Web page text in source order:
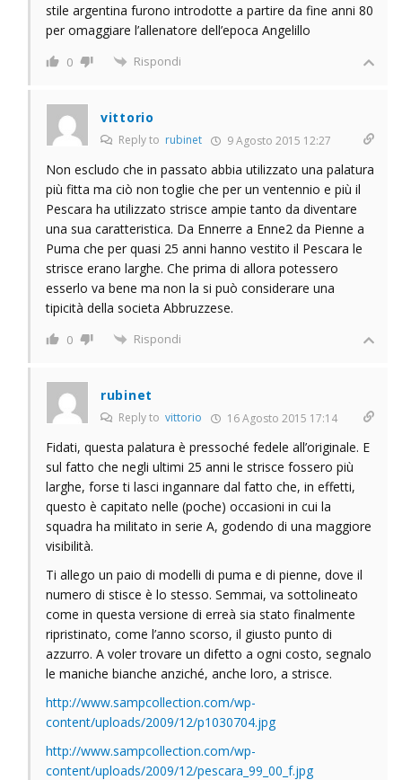
stile argentina furono introdotte a partire da fine anni 80
per omaggiare l’allenatore dell’epoca Angelillo
0 Rispondi
vittorio
Reply to rubinet 9 Agosto 2015 12:27
Non escludo che in passato abbia utilizzato una palatura
più fitta ma ciò non toglie che per un ventennio e più il
Pescara ha utilizzato strisce ampie tanto da diventare
una sua caratteristica. Da Ennerre a Enne2 da Pienne a
Puma che per quasi 25 anni hanno vestito il Pescara le
strisce erano larghe. Che prima di allora potessero
esserlo va bene ma non la si può considerare una
tipicità della societa Abbruzzese.
0 Rispondi
rubinet
Reply to vittorio 16 Agosto 2015 17:14
Fidati, questa palatura è pressoché fedele all’originale. E
sul fatto che negli ultimi 25 anni le strisce fossero più
larghe, forse ti lasci ingannare dal fatto che, in effetti,
questo è capitato nelle (poche) occasioni in cui la
squadra ha militato in serie A, godendo di una maggiore
visibilità.
Ti allego un paio di modelli di puma e di pienne, dove il
numero di stisce è lo stesso. Semmai, va sottolineato
come in questa versione di erreà sia stato finalmente
ripristinato, come l’anno scorso, il giusto punto di
azzurro. A voler trovare un difetto a ogni costo, segnalo
le maniche bianche anziché, anche loro, a strisce.
http://www.sampcollection.com/wp-
content/uploads/2009/12/p1030704.jpg
http://www.sampcollection.com/wp-
content/uploads/2009/12/pescara_99_00_f.jpg